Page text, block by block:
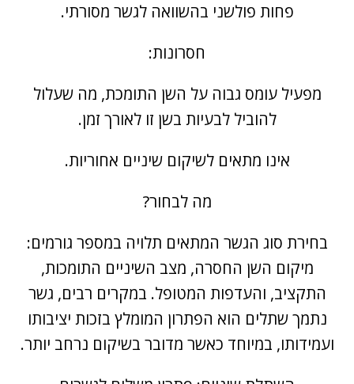
פחות פולשני בהשוואה לגשר מסורתי.
חסרונות:
מפעיל עומס גבוה על השן התומכת, מה שעלול
להוביל לבעיות בשן זו לאורך זמן.
אינו מתאים לשיקום שיניים אחוריות.
מה לבחור?
בחירת סוג הגשר המתאים תלויה במספר גורמים:
מיקום השן החסרה, מצב השיניים התומכות,
התקציב, והעדפות המטופל. במקרים רבים, גשר
נתמך שתלים הוא הפתרון המומלץ בזכות יציבותו
ועמידותו, במיוחד כאשר מדובר בשיקום נרחב יותר.